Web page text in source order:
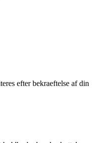
efter bekraeftelse af din